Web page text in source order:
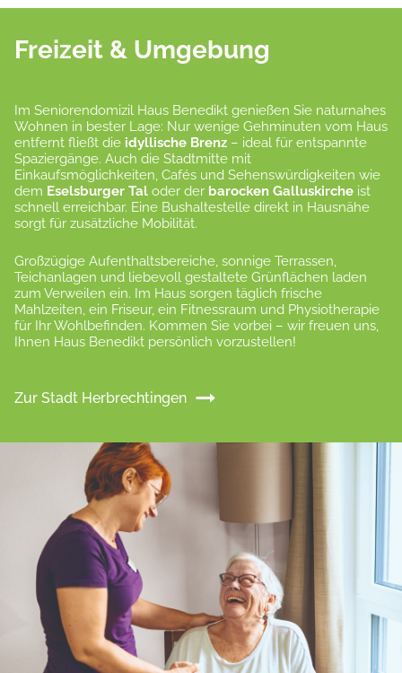
Freizeit & Umgebung
Im Seniorendomizil Haus Benedikt genießen Sie naturnahes
Wohnen in bester Lage: Nur wenige Gehminuten vom Haus
entfernt fließt die idyllische Brenz – ideal für entspannte
Spaziergänge. Auch die Stadtmitte mit
Einkaufsmöglichkeiten, Cafés und Sehenswürdigkeiten wie
dem Eselsburger Tal oder der barocken Galluskirche ist
schnell erreichbar. Eine Bushaltestelle direkt in Hausnähe
sorgt für zusätzliche Mobilität.
Großzügige Aufenthaltsbereiche, sonnige Terrassen,
Teichanlagen und liebevoll gestaltete Grünflächen laden
zum Verweilen ein. Im Haus sorgen täglich frische
Mahlzeiten, ein Friseur, ein Fitnessraum und Physiotherapie
für Ihr Wohlbefinden. Kommen Sie vorbei – wir freuen uns,
Ihnen Haus Benedikt persönlich vorzustellen!
Zur Stadt Herbrechtingen